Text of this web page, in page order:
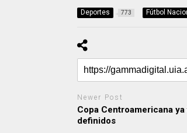
Deportes 773 Fútbol
Newer Post
Copa Centroamericana
definidos